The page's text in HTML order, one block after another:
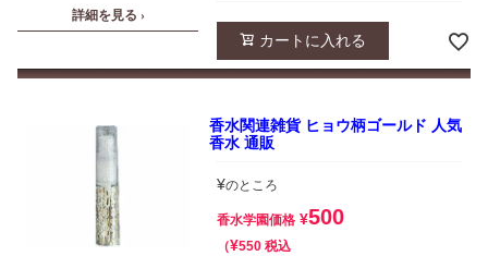
詳細を見る ›
カートに入れる
香水関連雑貨 ヒョウ柄ゴールド 人気
香水 通販
¥のところ
香水学園価格 ¥500
¥550 税込